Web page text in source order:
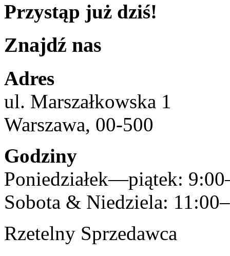
Przystąp już dziś!
Znajdź nas
Adres
ul. Marszałkowska 1
Warszawa, 00-500
Godziny
Poniedziałek—piątek:
Sobota & Niedziela:
Rzetelny Sprzedawca